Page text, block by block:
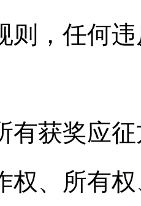
则，任何
获奖应征
权、所有